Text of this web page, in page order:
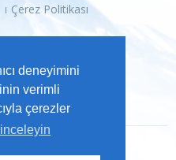
deneyimini
verimli
çerezler
inceleyin
Çerez Politikası